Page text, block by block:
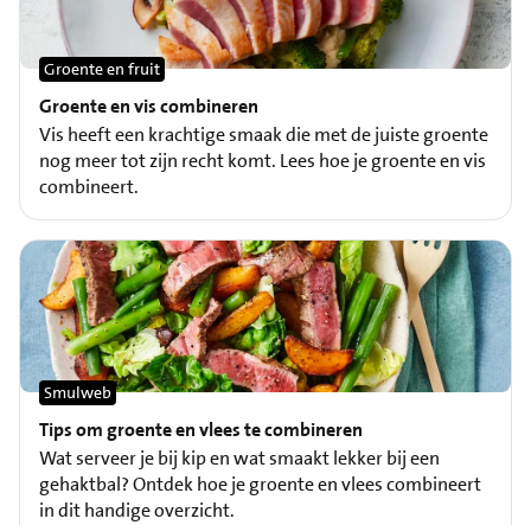
Groente en vis combineren
Groente en fruit
Vis heeft een krachtige smaak die met de juiste groente
nog meer tot zijn recht komt. Lees hoe je groente en vis
combineert.
Tips om groente en vlees te combineren
Smulweb
Wat serveer je bij kip en wat smaakt lekker bij een
gehaktbal? Ontdek hoe je groente en vlees combineert
in dit handige overzicht.